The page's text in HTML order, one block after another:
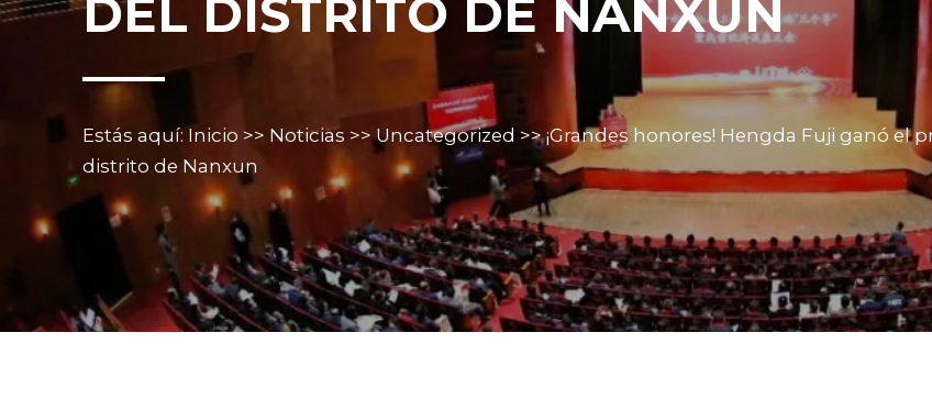
DEL DISTRITO DE NANXUN
Estás aquí: Inicio >> Noticias >>Uncategorized >>¡Grandes honores! Hengda Fuji ganó el
distrito de Nanxun